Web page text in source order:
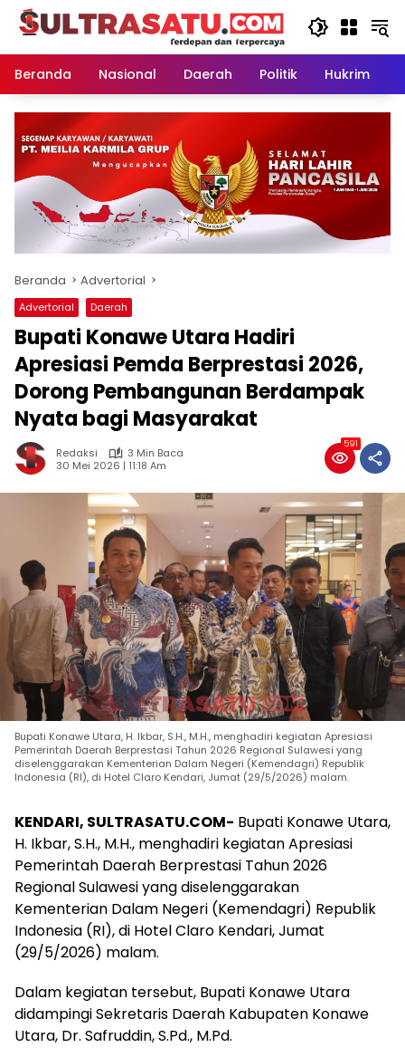
Langsung
Beranda
Nasional Daerah Politik Hukrim
Beranda Advertorial
Advertorial Daerah
Bupati Konawe Utara Hadiri
Apresiasi Pemda Berprestasi 2026,
Dorong Pembangunan Berdampak
Nyata bagi Masyarakat
Redaksi
3 Min Baca
30 Mei 2026 | 11:18 Am
591
Bupati Konawe Utara, H. Ikbar, S.H., M.H., menghadiri kegiatan Apresiasi
Pemerintah Daerah Berprestasi Tahun 2026 Regional Sulawesi yang
diselenggarakan Kementerian Dalam Negeri (Kemendagri) Republik
Indonesia (RI), di Hotel Claro Kendari, Jumat (29/5/2026) malam.
KENDARI, SULTRASATU.COM- Bupati Konawe Utara,
H. Ikbar, S.H., M.H., menghadiri kegiatan Apresiasi
Pemerintah Daerah Berprestasi Tahun 2026
Regional Sulawesi yang diselenggarakan
Kementerian Dalam Negeri (Kemendagri) Republik
Indonesia (RI), di Hotel Claro Kendari, Jumat
(29/5/2026) malam.
Dalam kegiatan tersebut, Bupati Konawe Utara
didampingi Sekretaris Daerah Kabupaten Konawe
Utara, Dr. Safruddin, S.Pd., M.Pd.